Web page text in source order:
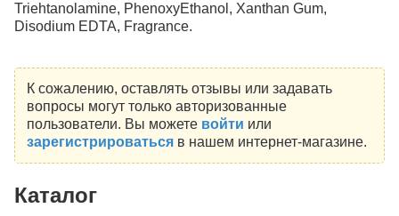
Triehtanolamine, PhenoxyEthanol, Xanthan Gum,
Disodium EDTA, Fragrance.
К сожалению, оставлять отзывы или задавать
вопросы могут только авторизованные
пользователи. Вы можете войти или
зарегистрироватьсяв нашем интернет-магазине.
Каталог